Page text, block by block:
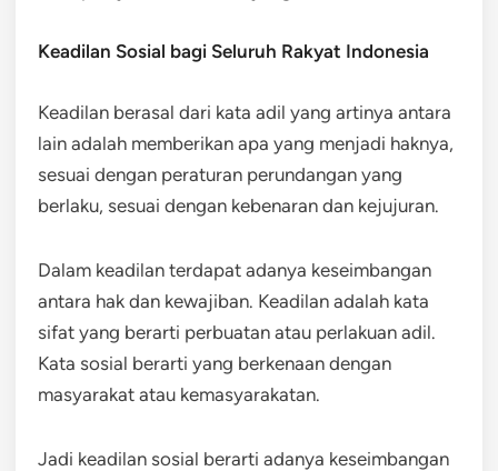
Keadilan Sosial bagi Seluruh Rakyat Indonesia
Keadilan berasal dari kata adil yang artinya antara
lain adalah memberikan apa yang menjadi haknya,
sesuai dengan peraturan perundangan yang
berlaku, sesuai dengan kebenaran dan kejujuran.
Dalam keadilan terdapat adanya keseimbangan
antara hak dan kewajiban. Keadilan adalah kata
sifat yang berarti perbuatan atau perlakuan adil.
Kata sosial berarti yang berkenaan dengan
masyarakat atau kemasyarakatan.
Jadi keadilan sosial berarti adanya keseimbangan